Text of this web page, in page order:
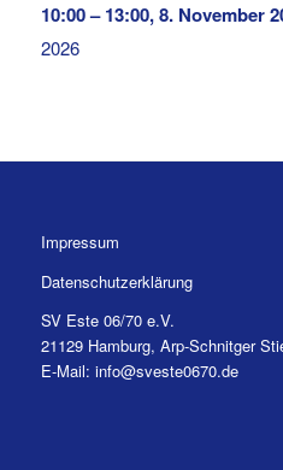
10:00– 13:00,8. November
2026
Impressum
Datenschutzerklärung
SV Este 06/70 e.V.
21129 Hamburg, Arp-Schnitger
E-Mail: info@sveste0670.de